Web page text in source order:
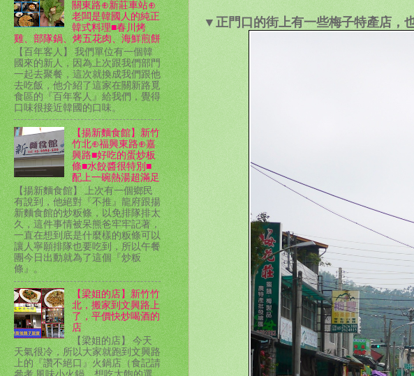
▼正門口的街上有一些梅子特產店，
關東路⊕新莊車站⊕
老闆是韓國人的純正
韓式料理■春川烤
雞、部隊鍋、烤五花肉、海鮮煎餅
【百年客人】 我們單位有一個韓
國來的新人，因為上次跟我們部門
一起去聚餐，這次就換成我們跟他
去吃飯，他介紹了這家在關新路覓
食區的『百年客人』給我們，覺得
口味很接近韓國的口味。
【揚新麵食館】新竹
竹北⊕福興東路⊕嘉
興路■好吃的蛋炒板
條■水餃醬很特別■
配上一碗熱湯超滿足
【揚新麵食館】 上次有一個鄉民
有說到，他絕對『不推』龍府跟揚
新麵食館的炒粄條，以免排隊排太
久，這件事情被呆熊爸牢牢記著，
一直在想到底是什麼樣的粄條可以
讓人寧願排隊也要吃到，所以午餐
團今日出動就為了這個『炒粄
條』。
【梁姐的店】新竹竹
北，搬家到文興路上
了，平價快炒喝酒的
店
【梁姐的店】 今天
天氣很冷，所以大家就跑到文興路
上的『讚不絕口』火鍋店（食記請